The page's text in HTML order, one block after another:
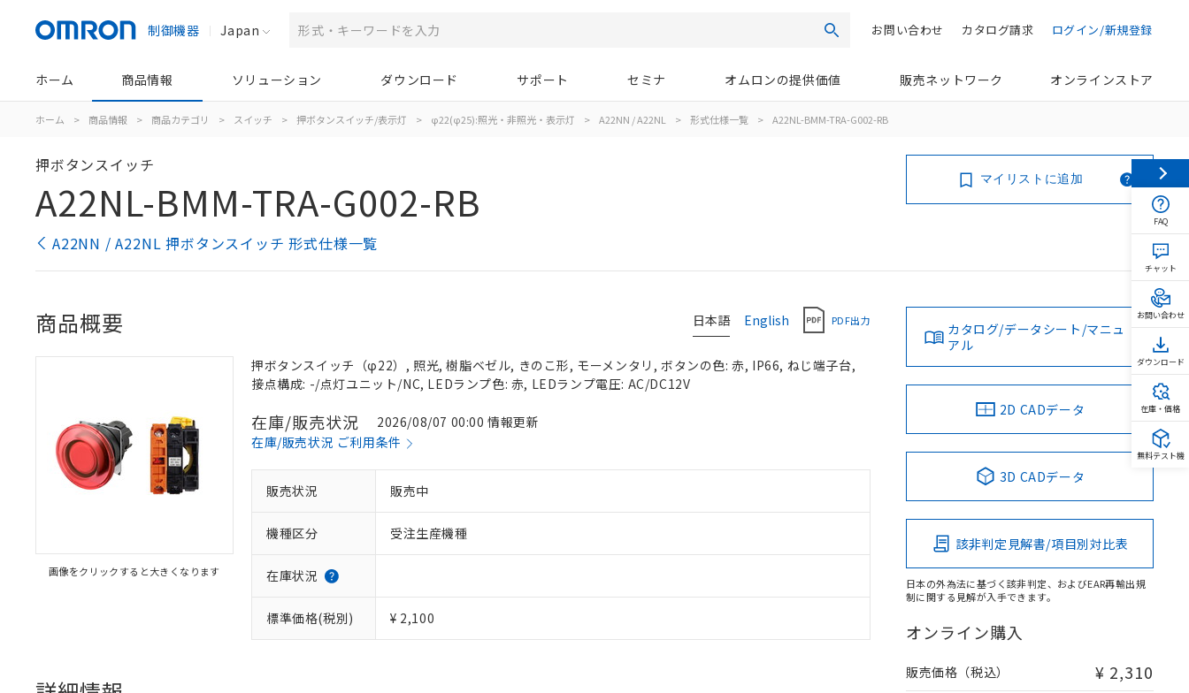
制御機器 Japan 検索 ログイン/新規登録
カタログ請求
お問い合わせ
ホーム 商品情報 ソリューション ダウンロード サポート セミナ オムロンの提供価値 販売ネットワーク オンラインストア
ホーム > 商品情報 > 商品カテゴリ > スイッチ > 押ボタンスイッチ/表示灯 > φ22(φ25):照光・非照光・表示灯 > A22NN / A22NL > 形式仕様一覧 > A22NL-BMM-TRA-G002-RB
押ボタンスイッチ
A22NL-BMM-TRA-G002-RB
A22NN / A22NL 押ボタンスイッチ 形式仕様一覧
マイリストに追加
日本語 English PDF出力
商品概要
画像をクリックすると大きくなります
押ボタンスイッチ（φ22）, 照光, 樹脂ベゼル, きのこ形, モーメンタリ, ボタンの色: 赤, IP66, ねじ端子台,
接点構成: -/点灯ユニット/NC, LEDランプ色: 赤, LEDランプ電圧: AC/DC12V
在庫/販売状況
2026/08/07 00:00 情報更新
在庫/販売状況 ご利用条件
販売状況 販売中
機種区分 受注生産機種
在庫状況
標準価格(税別) ¥ 2,100
カタログ/データシート/マニュ
アル
2D CADデータ
3D CADデータ
該非判定見解書/項目別対比表
日本の外為法に基づく該非判定、およびEAR再輸出規
制に関する見解が入手できます。
オンライン購入
販売価格（税込） ¥ 2,310
FAQ
チャット
お問い合わせ
ダウンロード
在庫・価格
無料テスト機